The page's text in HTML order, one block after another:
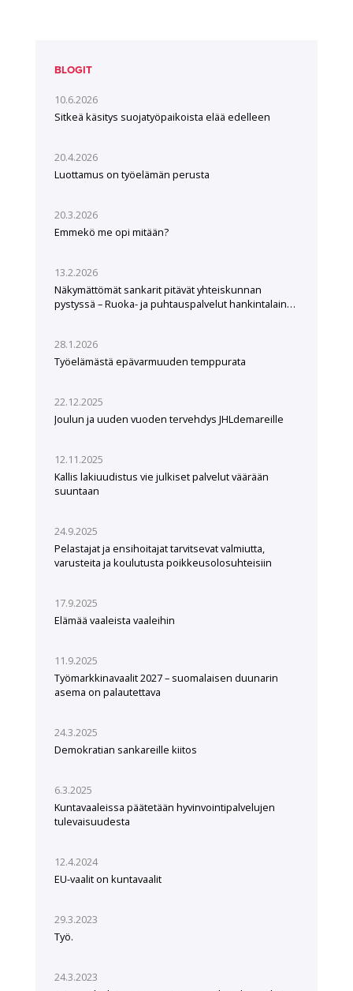
BLOGIT
10.6.2026
Sitkeä käsitys suojatyöpaikoista elää edelleen
20.4.2026
Luottamus on työelämän perusta
20.3.2026
Emmekö me opi mitään?
13.2.2026
Näkymättömät sankarit pitävät yhteiskunnan
pystyssä – Ruoka- ja puhtauspalvelut hankintalain
28.1.2026
Työelämästä epävarmuuden temppurata
22.12.2025
Joulun ja uuden vuoden tervehdys JHLdemareille
12.11.2025
Kallis lakiuudistus vie julkiset palvelut väärään
suuntaan
24.9.2025
Pelastajat ja ensihoitajat tarvitsevat valmiutta,
varusteita ja koulutusta poikkeusolosuhteisiin
17.9.2025
Elämää vaaleista vaaleihin
11.9.2025
Työmarkkinavaalit 2027 – suomalaisen duunarin
asema on palautettava
24.3.2025
Demokratian sankareille kiitos
6.3.2025
Kuntavaaleissa päätetään hyvinvointipalvelujen
tulevaisuudesta
12.4.2024
EU-vaalit on kuntavaalit
29.3.2023
Työ.
24.3.2023